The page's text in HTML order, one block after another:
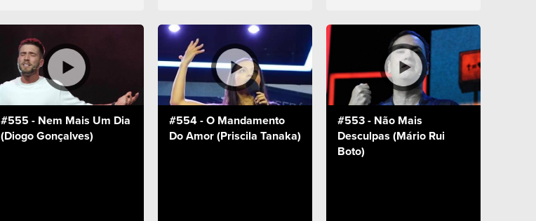
#555 - Nem Mais Um Dia
(Diogo Gonçalves)
#554 - O Mandamento
Do Amor (Priscila Tanaka)
#553 - Não Mais
Desculpas (Mário Rui
Boto)